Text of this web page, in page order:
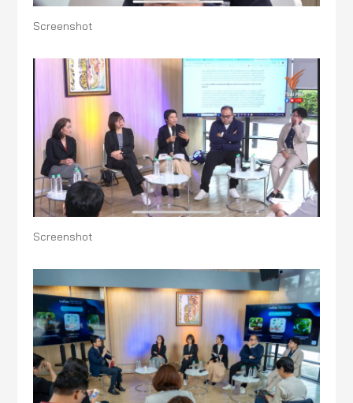
Screenshot
Screenshot